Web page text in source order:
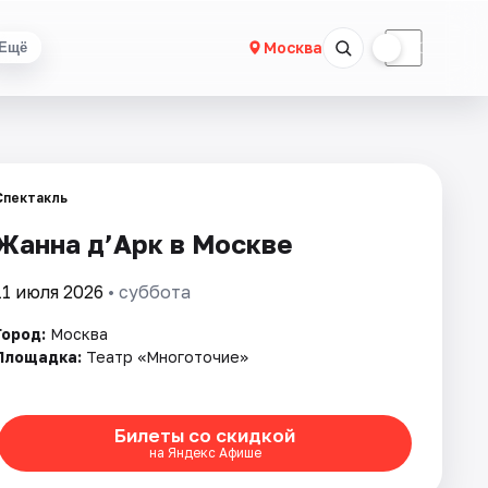
Москва ☾
д’Арк в Москве
июля 2026 • суббота
Москва
Театр «Многоточие»
Билеты со скидкой
на Яндекс Афише